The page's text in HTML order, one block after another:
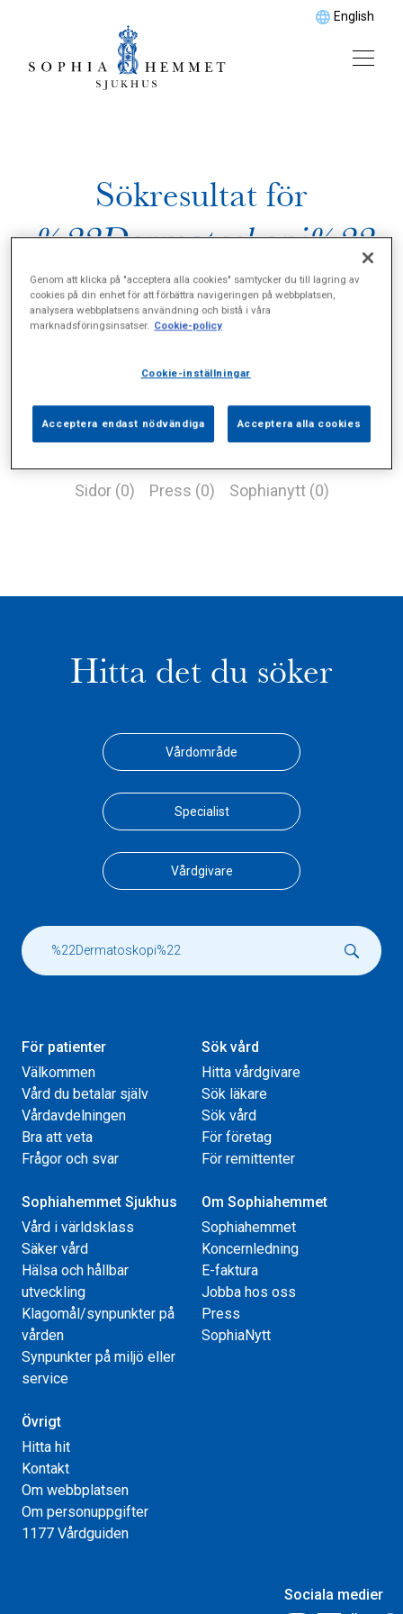
English
Sökresultat för
%22Dermatoskopi%22
Sidor (0) Press (0) Sophianytt (0)
Hitta det du söker
Vårdområde
Specialist
Vårdgivare
För patienter
Välkommen
Vård du betalar själv
Vårdavdelningen
Bra att veta
Frågor och svar
Sök vård
Hitta vårdgivare
Sök läkare
Sök vård
För företag
För remittenter
Sophiahemmet Sjukhus
Vård i världsklass
Säker vård
Hälsa och hållbar
utveckling
Klagomål/synpunkter på
vården
Synpunkter på miljö eller
service
Om Sophiahemmet
Sophiahemmet
Koncernledning
E-faktura
Jobba hos oss
Press
SophiaNytt
Övrigt
Hitta hit
Kontakt
Om webbplatsen
Om personuppgifter
1177 Vårdguiden
Sociala medier
Genom att klicka på "acceptera alla cookies" samtycker du till lagring av
cookies på din enhet för att förbättra navigeringen på webbplatsen,
analysera webbplatsens användning och bistå i våra
marknadsföringsinsatser. Cookie-policy
Cookie-inställningar
Acceptera endast nödvändiga Acceptera alla cookies